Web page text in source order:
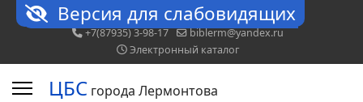
Версия для слабовидящих
+7(87935) 3-98-17
biblerm@yandex.ru
Электронный каталог
ЦБС города Лермонтова